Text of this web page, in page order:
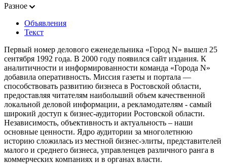
Разное
Объявления
Текст
Первый номер делового еженедельника «Город N» вышел 25
сентября 1992 года. В 2000 году появился сайт издания. К
аналитичности и информированности команда «Города N»
добавила оперативность. Миссия газеты и портала —
способствовать развитию бизнеса в Ростовской области,
предоставляя читателям наибольший объем качественной
локальной деловой информации, а рекламодателям - самый
широкий доступ к бизнес-аудитории Ростовской области.
Независимость, объективность и актуальность – наши
основные ценности. Ядро аудитории за многолетнюю
историю сложилась из местной бизнес-элиты, представителей
малого и среднего бизнеса, управленцев различного ранга в
коммерческих компаниях и в органах власти.